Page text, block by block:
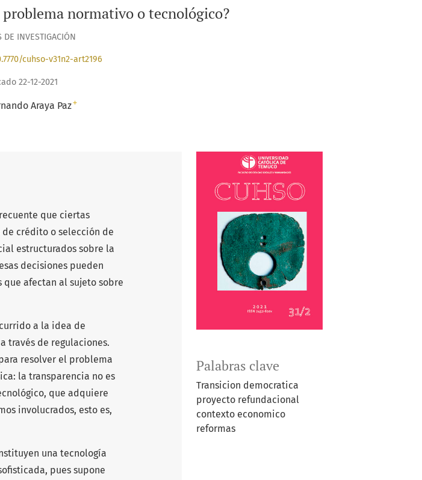
normativo o tecnológico?
DE INVESTIGACIÓN
cuhso-v31n2-art2196
22-12-2021
Araya Paz+
Palabras clave
Transicion democratica
proyecto refundacional
contexto economico
reformas
que ciertas
crédito o selección de
estructurados sobre la
decisiones pueden
afectan al sujeto sobre
a la idea de
través de regulaciones.
resolver el problema
la transparencia no es
que adquiere
involucrados, esto es,
una tecnología
pues supone